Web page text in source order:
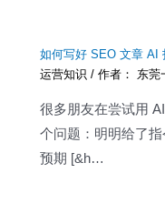
如何写好 SEO 文章 AI
运营知识 / 作者： 东莞
很多朋友在尝试用
个问题：明明给了
预期 [&h…